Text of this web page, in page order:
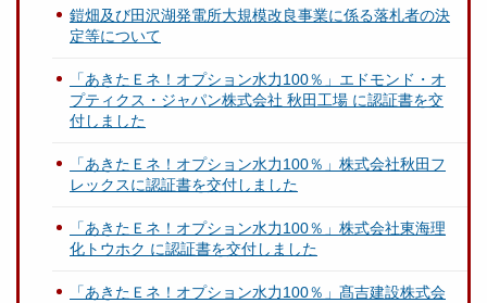
鎧畑及び田沢湖発電所大規模改良事業に係る落札者の決
定等について
「あきたＥネ！オプション水力100％」エドモンド・オ
プティクス・ジャパン株式会社 秋田工場 に認証書を交
付しました
「あきたＥネ！オプション水力100％」株式会社秋田フ
レックスに認証書を交付しました
「あきたＥネ！オプション水力100％」株式会社東海理
化トウホク に認証書を交付しました
「あきたＥネ！オプション水力100％」髙吉建設株式会